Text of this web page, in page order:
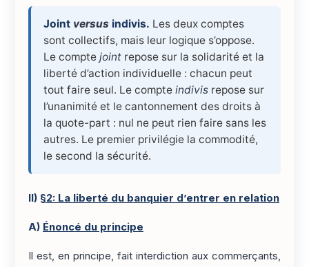
Joint versus indivis. Les deux comptes
sont collectifs, mais leur logique s’oppose.
Le compte joint repose sur la solidarité et la
liberté d’action individuelle : chacun peut
tout faire seul. Le compte indivis repose sur
l’unanimité et le cantonnement des droits à
la quote-part : nul ne peut rien faire sans les
autres. Le premier privilégie la commodité,
le second la sécurité.
II) §2: La liberté du banquier d’entrer en relation
A) Énoncé du principe
Il est, en principe, fait interdiction aux commerçants,